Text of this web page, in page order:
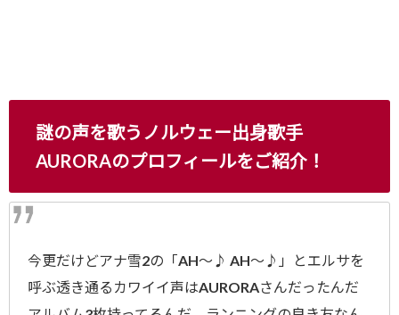
謎の声を歌うノルウェー出身歌手
AURORAのプロフィールをご紹介！
今更だけどアナ雪2の「AH〜♪ AH〜♪」とエルサを
呼ぶ透き通るカワイイ声はAURORAさんだったんだ